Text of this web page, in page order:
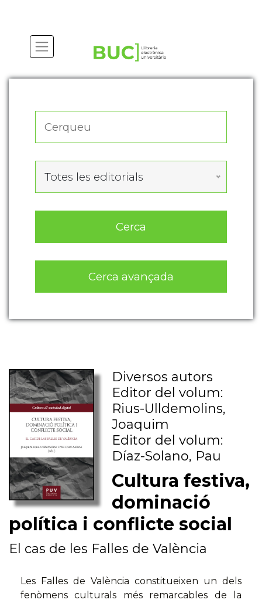
Totes les editorials
Cerca
Cerca avançada
Diversos autors
Editor del volum:
Rius-Ulldemolins,
Joaquim
Editor del volum:
Díaz-Solano, Pau
Cultura festiva,
dominació
política i conflicte social
El cas de les Falles de València
Les Falles de València constitueixen un dels
fenòmens culturals més remarcables de la